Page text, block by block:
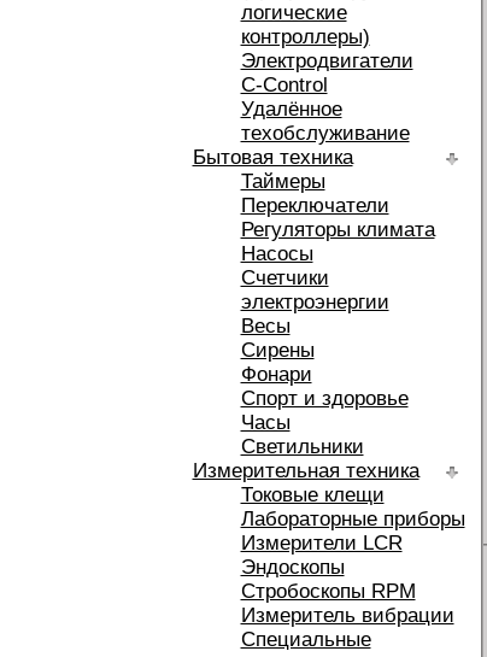
логические
контроллеры)
Электродвигатели
C-Control
Удалённое
техобслуживание
Бытовая техника
Таймеры
Переключатели
Регуляторы климата
Насосы
Счетчики
электроэнергии
Весы
Сирены
Фонари
Спорт и здоровье
Часы
Светильники
Измерительная техника
Токовые клещи
Лабораторные приборы
Измерители LCR
Эндоскопы
Стробоскопы RPM
Измеритель вибрации
Специальные